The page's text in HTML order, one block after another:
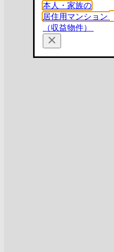
本人・家族の
居住用マンション
（収益物件）